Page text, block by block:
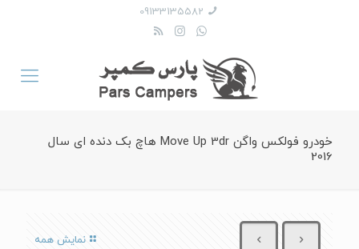
09133135582
خودرو فولکس واگن Move Up 3dr هاچ بک دنده ای سال
2016
نمایش همه